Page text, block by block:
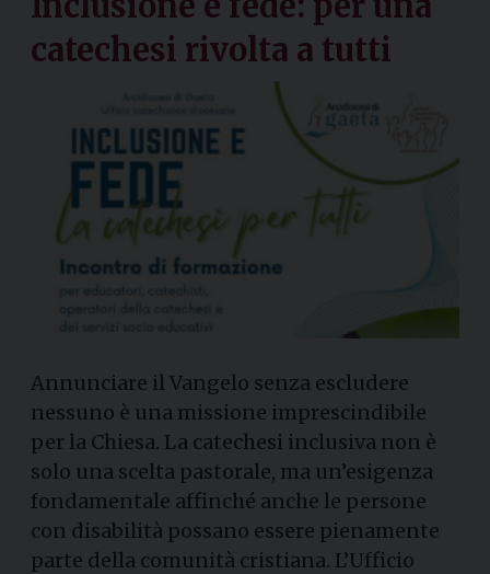
catechesi rivolta a tutti
Annunciare il Vangelo senza escludere
nessuno è una missione imprescindibile
per la Chiesa. La catechesi inclusiva non è
solo una scelta pastorale, ma un’esigenza
fondamentale affinché anche le persone
con disabilità possano essere pienamente
parte della comunità cristiana. L’Ufficio